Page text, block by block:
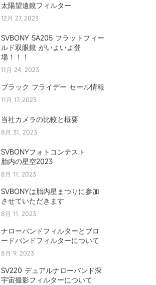
太陽望遠鏡フィルター
12月 27, 2023
SVBONY SA205 フラットフィー
ルド双眼鏡 がいよいよ登
場！！！
11月 24, 2023
ブラック フライデー セール情報
11月 17, 2023
当社カメラの比較と概要
8月 31, 2023
SVBONYフォトコンテスト
胎内の星空2023
8月 11, 2023
SVBONYは胎内星まつりに参加
させていただきます
8月 11, 2023
ナローバンドフィルターとブロ
ードバンドフィルターについて
8月 9, 2023
SV220 デュアルナローバンド深
宇宙撮影フィルターについて